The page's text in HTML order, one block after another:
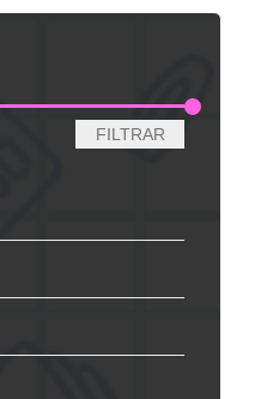
FILTRAR